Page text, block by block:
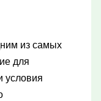
из самых
для
условия